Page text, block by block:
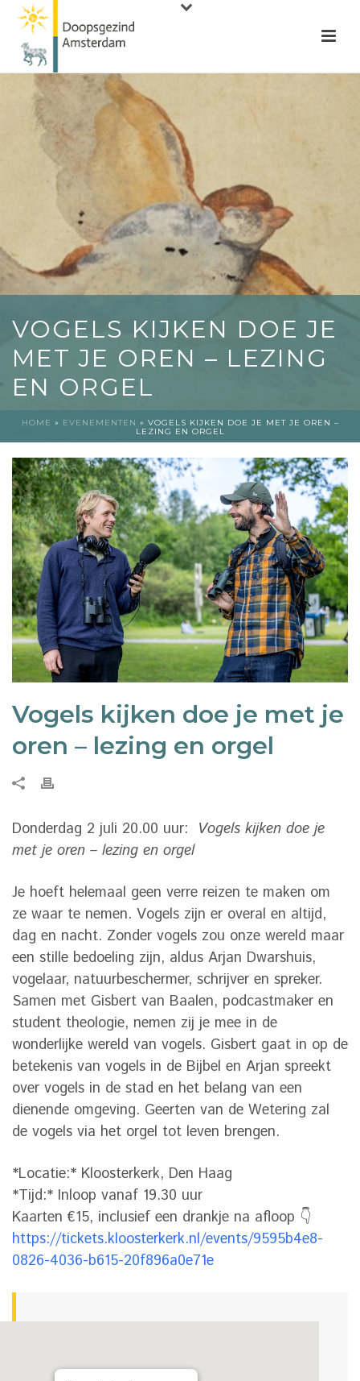
VOGELS KIJKEN DOE JE
MET JE OREN – LEZING
EN ORGEL
HOME » EVENEMENTEN » VOGELS KIJKEN DOE JE MET JE OREN –
LEZING EN ORGEL
Vogels kijken doe je met je
oren – lezing en orgel
Donderdag 2 juli 20.00 uur: Vogels kijken doe je
met je oren – lezing en orgel
Je hoeft helemaal geen verre reizen te maken om
ze waar te nemen. Vogels zijn er overal en altijd,
dag en nacht. Zonder vogels zou onze wereld maar
een stille bedoeling zijn, aldus Arjan Dwarshuis,
vogelaar, natuurbeschermer, schrijver en spreker.
Samen met Gisbert van Baalen, podcastmaker en
student theologie, nemen zij je mee in de
wonderlijke wereld van vogels. Gisbert gaat in op de
betekenis van vogels in de Bijbel en Arjan spreekt
over vogels in de stad en het belang van een
dienende omgeving. Geerten van de Wetering zal
de vogels via het orgel tot leven brengen.
*Locatie:* Kloosterkerk, Den Haag
*Tijd:* Inloop vanaf 19.30 uur
Kaarten €15, inclusief een drankje na afloop 👇
https://tickets.kloosterkerk.nl/events/9595b4e8-
0826-4036-b615-20f896a0e71e